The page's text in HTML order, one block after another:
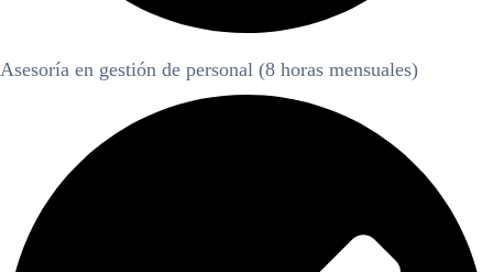
Asesoría en gestión de personal (8 horas mensuales)